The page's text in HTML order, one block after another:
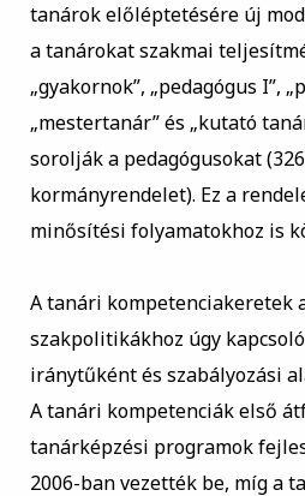
tanárok előléptetésére új
a tanárokat szakmai
„gyakornok”, „pedagógus I”,
„mestertanár” és „kutató
sorolják a pedagógusokat
kormányrendelet). Ez a
minősítési folyamatokhoz is
A tanári kompetenciakeretek
szakpolitikákhoz úgy
iránytűként és szabályozási
A tanári kompetenciák első
tanárképzési programok
2006-ban vezették be, míg a